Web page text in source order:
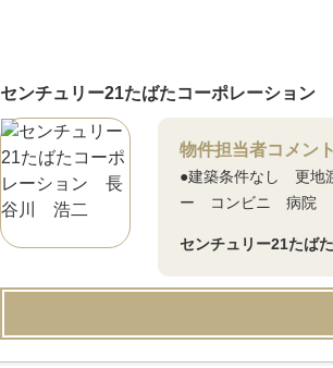
センチュリー21たばたコーポレーション
物件担当者コメント
●建築条件なし 更地
ー コンビニ 病院
センチュリー21た